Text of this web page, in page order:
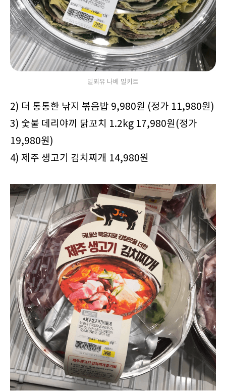
밀푀유 나베 밀키트
2) 더 통통한 낚지 볶음밥 9,980원 (정가 11,980원)
3) 숯불 데리야끼 닭꼬치 1.2kg 17,980원(정가
19,980원)
4) 제주 생고기 김치찌개 14,980원